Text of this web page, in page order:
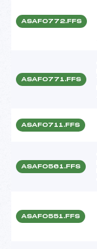
ASAF0772.FFS
ASAF0771.FFS
ASAF0711.FFS
ASAF0561.FFS
ASAF0551.FFS